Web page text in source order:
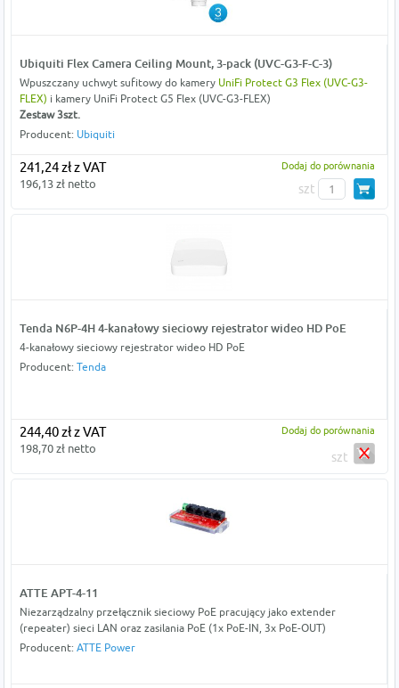
Ubiquiti Flex Camera Ceiling Mount, 3-pack (UVC-G3-F-C-3)
Wpuszczany uchwyt sufitowy do kamery UniFi Protect G3 Flex (UVC-G3-
FLEX) i kamery UniFi Protect G5 Flex (UVC-G3-FLEX)
Zestaw 3szt.
Producent: Ubiquiti
241,24 zł z VAT
196,13 zł netto
Dodaj do porównania
szt
Tenda N6P-4H 4-kanałowy sieciowy rejestrator wideo HD PoE
4-kanałowy sieciowy rejestrator wideo HD PoE
Producent: Tenda
244,40 zł z VAT
198,70 zł netto
Dodaj do porównania
szt
ATTE APT-4-11
Niezarządzalny przełącznik sieciowy PoE pracujący jako extender
(repeater) sieci LAN oraz zasilania PoE (1x PoE-IN, 3x PoE-OUT)
Producent: ATTE Power